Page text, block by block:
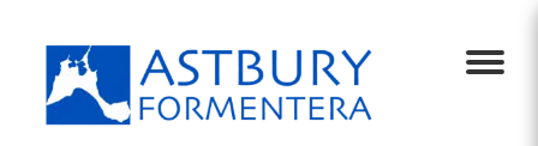
Menu